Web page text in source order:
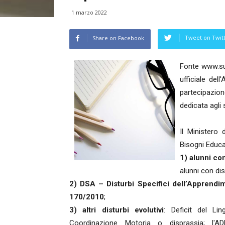
1 marzo 2022
Share on Facebook Tweet on
Fonte
ufficiale
dedicata agli
Il Ministero
Bisogni
1) alunni
alunni con
2) DSA – Disturbi Specifici
170/2010;
3) altri disturbi evolutivi: Deficit del